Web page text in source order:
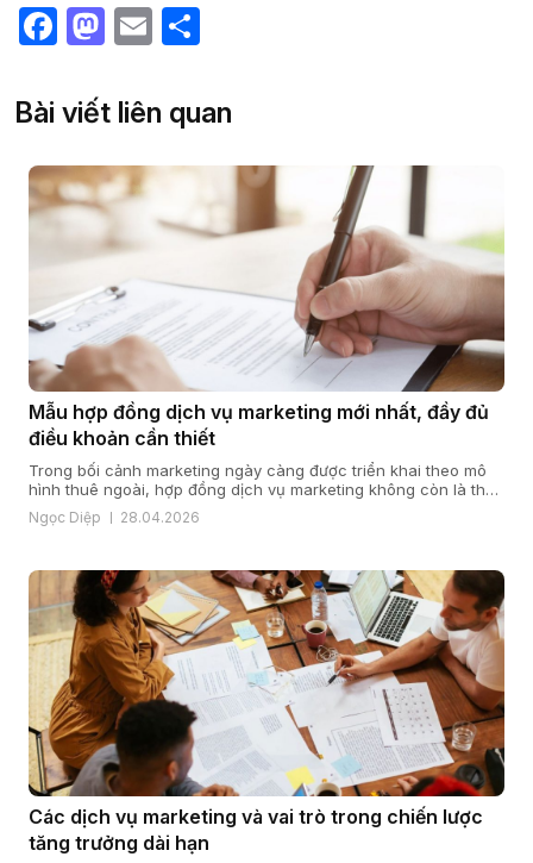
Facebook
Mastodon
Email
Bài viết liên quan
Mẫu hợp đồng dịch vụ marketing mới nhất, đầy đủ
điều khoản cần thiết
Trong bối cảnh marketing ngày càng được triển khai theo mô
hình thuê ngoài, hợp đồng dịch vụ marketing không còn là thủ
tục mang tính hình thức, mà là nền tảng quyết định hiệu quả
hợp tác giữa doanh nghiệp và đối tác. Từ kinh nghiệm triển
Ngọc Diệp 28.04.2026
Các dịch vụ marketing và vai trò trong chiến lược
tăng trưởng dài hạn